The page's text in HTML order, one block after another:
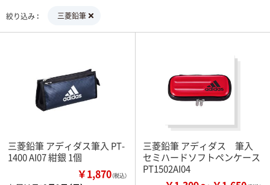
絞り込み 三菱鉛筆
三菱鉛筆 アディダス筆入 PT-
1400 AI07 紺銀 1個
￥1,870（税込）
三菱鉛筆 アディダス 筆入
セミハードソフトペンケース
PT1502AI04